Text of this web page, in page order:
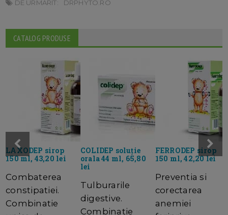
DE URMARIT: DRPHYTO.RO
CATALOG PRODUSE
LAXODEP sirop
150 ml, 43,20 lei
Combaterea
constipatiei.
Combinatie
COLIDEP soluție
orala 44 ml, 65,80
lei
Tulburarile
digestive.
Combinatie
FERRODEP sirop
150 ml, 42,20 lei
Preventia si
corectarea
anemiei